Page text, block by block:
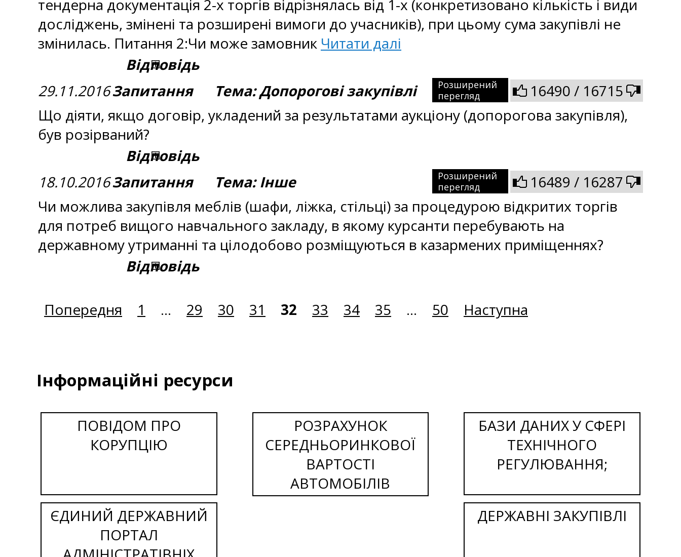
тендерна документація 2-х торгів відрізнялась від 1-х (конкретизовано кількість і види
досліджень, змінені та розширені вимоги до учасників), при цьому сума закупівлі не
змінилась. Питання 2:Чи може замовник Читати далі
Відповідь
29.11.2016Запитання Тема: Допорогові закупівлі
Розширений
перегляд
16490 / 16715
Що діяти, якщо договір, укладений за результатами аукціону (допорогова закупівля),
був розірваний?
Відповідь
18.10.2016Запитання Тема: Інше
Розширений
перегляд
16489 / 16287
Чи можлива закупівля меблів (шафи, ліжка, стільці) за процедурою відкритих торгів
для потреб вищого навчального закладу, в якому курсанти перебувають на
державному утриманні та цілодобово розміщуються в казармених приміщеннях?
Відповідь
Попередня 1 ... 29 30 31 32 33 34 35 ... 50 Наступна
Інформаційні ресурси
ПОВІДОМ ПРО
КОРУПЦІЮ
РОЗРАХУНОК
СЕРЕДНЬОРИНКОВОЇ
ВАРТОСТІ
АВТОМОБІЛІВ
БАЗИ ДАНИХ У СФЕРІ
ТЕХНІЧНОГО
РЕГУЛЮВАННЯ;
ЄДИНИЙ ДЕРЖАВНИЙ
ПОРТАЛ
ДЕРЖАВНІ ЗАКУПІВЛІ